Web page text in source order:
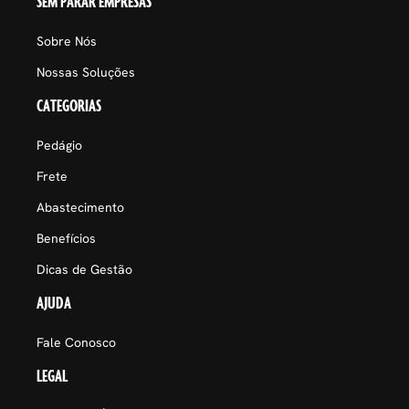
Sobre Nós
Nossas Soluções
CATEGORIAS
Pedágio
Frete
Abastecimento
Benefícios
Dicas de Gestão
AJUDA
Fale Conosco
LEGAL